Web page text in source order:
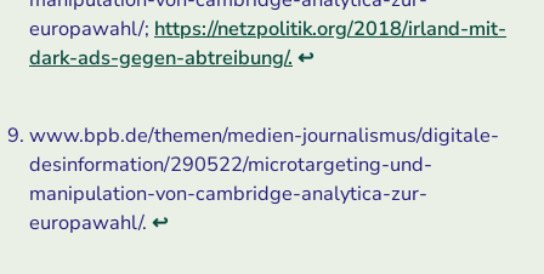
europawahl/; https://netzpolitik.org/2018/irland-mit-
dark-ads-gegen-abtreibung/. ↩
www.bpb.de/themen/medien-journalismus/digitale-
desinformation/290522/microtargeting-und-
manipulation-von-cambridge-analytica-zur-
europawahl/. ↩